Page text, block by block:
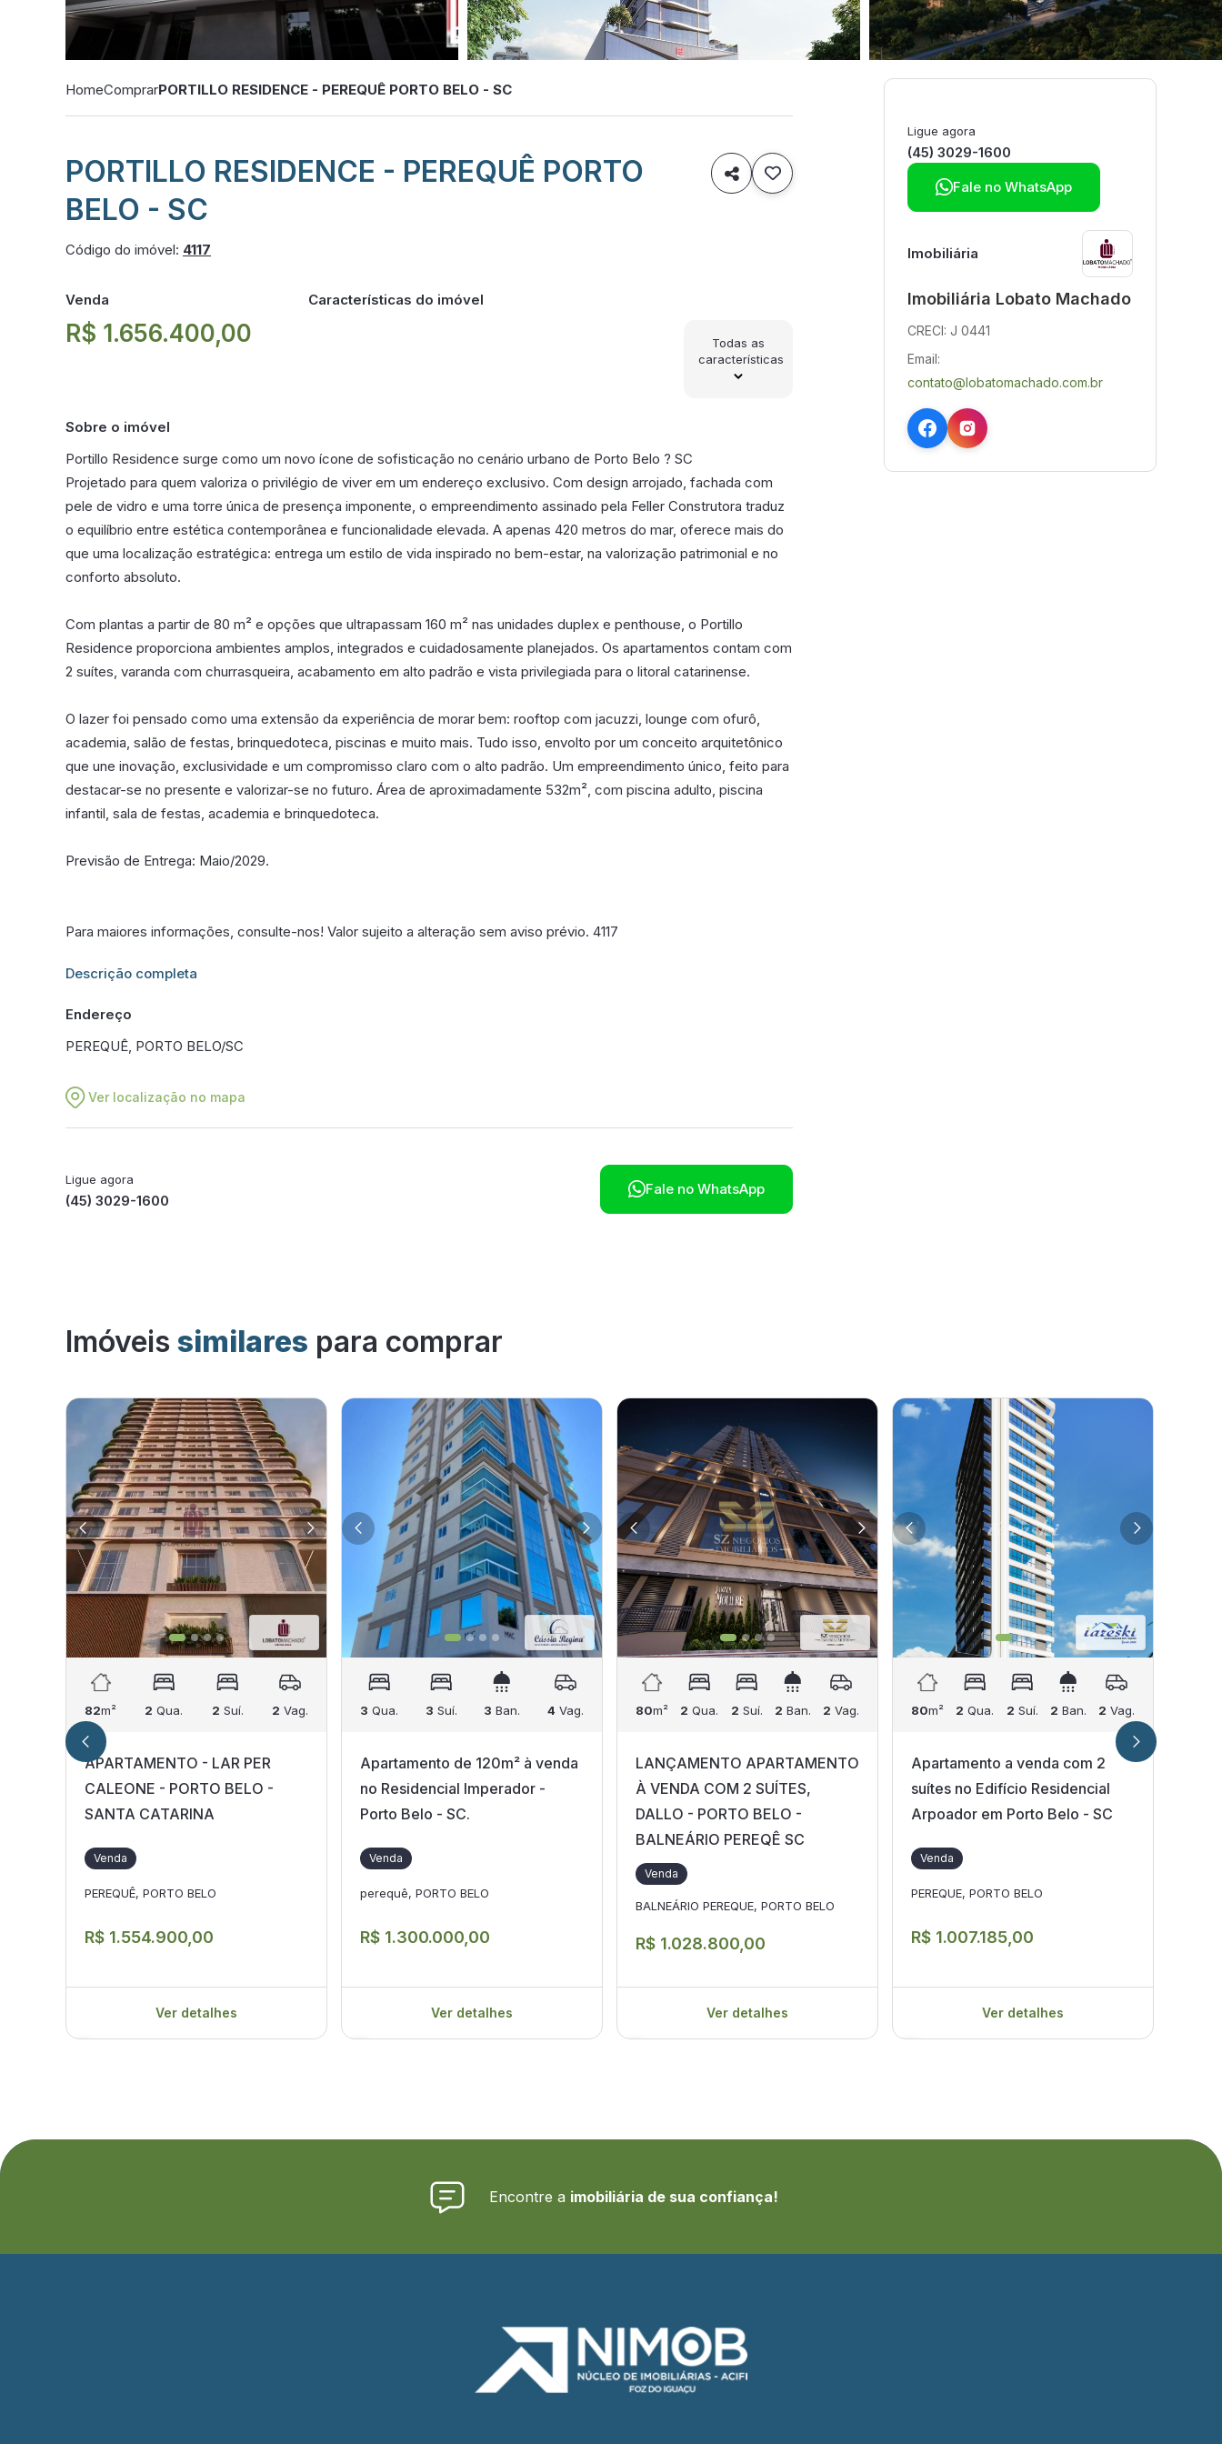
HomeComprarPORTILLO RESIDENCE - PEREQUÊ PORTO BELO - SC
PORTILLO RESIDENCE - PEREQUÊ PORTO
BELO - SC

Código do imóvel: 4117
Venda
R$ 1.656.400,00
Características do imóvel
Todas as
características
Sobre o imóvel
Portillo Residence surge como um novo ícone de sofisticação no cenário urbano de Porto Belo ? SC
Projetado para quem valoriza o privilégio de viver em um endereço exclusivo. Com design arrojado, fachada com
pele de vidro e uma torre única de presença imponente, o empreendimento assinado pela Feller Construtora traduz
o equilíbrio entre estética contemporânea e funcionalidade elevada. A apenas 420 metros do mar, oferece mais do
que uma localização estratégica: entrega um estilo de vida inspirado no bem-estar, na valorização patrimonial e no
conforto absoluto.
Com plantas a partir de 80 m² e opções que ultrapassam 160 m² nas unidades duplex e penthouse, o Portillo
Residence proporciona ambientes amplos, integrados e cuidadosamente planejados. Os apartamentos contam com
2 suítes, varanda com churrasqueira, acabamento em alto padrão e vista privilegiada para o litoral catarinense.
O lazer foi pensado como uma extensão da experiência de morar bem: rooftop com jacuzzi, lounge com ofurô,
academia, salão de festas, brinquedoteca, piscinas e muito mais. Tudo isso, envolto por um conceito arquitetônico
que une inovação, exclusividade e um compromisso claro com o alto padrão. Um empreendimento único, feito para
destacar-se no presente e valorizar-se no futuro. Área de aproximadamente 532m², com piscina adulto, piscina
infantil, sala de festas, academia e brinquedoteca.
Previsão de Entrega: Maio/2029.
Para maiores informações, consulte-nos! Valor sujeito a alteração sem aviso prévio. 4117
Informações adicionais sobre este imóvel estarão disponíveis em breve.
Descrição completa
Endereço
PEREQUÊ, PORTO BELO/SC
Ver localização no mapa
Ligue agora
(45) 3029-1600
Fale no WhatsApp
Ligue agora
(45) 3029-1600
Fale no WhatsApp
Imobiliária
Imobiliária Lobato Machado
CRECI: J 0441
Email:
contato@lobatomachado.com.br
Imóveis similares para comprar
82m² 2 Qua. 2 Suí. 2 Vag.
APARTAMENTO - LAR PER
CALEONE - PORTO BELO -
SANTA CATARINA
Venda
PEREQUÊ, PORTO BELO
R$ 1.554.900,00
Ver detalhes
3 Qua. 3 Suí. 3 Ban. 4 Vag.
Apartamento de 120m² à venda
no Residencial Imperador -
Porto Belo - SC.
Venda
perequê, PORTO BELO
R$ 1.300.000,00
Ver detalhes
80m² 2 Qua. 2 Suí. 2 Ban. 2 Vag.
LANÇAMENTO APARTAMENTO
À VENDA COM 2 SUÍTES,
DALLO - PORTO BELO -
BALNEÁRIO PEREQÊ SC
Venda
BALNEÁRIO PEREQUE, PORTO BELO
R$ 1.028.800,00
Ver detalhes
80m² 2 Qua. 2 Suí. 2 Ban. 2 Vag.
Apartamento a venda com 2
suítes no Edifício Residencial
Arpoador em Porto Belo - SC
Venda
PEREQUE, PORTO BELO
R$ 1.007.185,00
Ver detalhes
Encontre a imobiliária de sua confiança!